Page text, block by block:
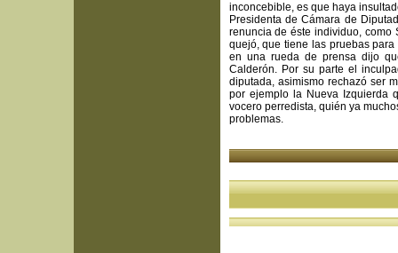
inconcebible, es que haya
Presidenta de Cámara de
renuncia de éste individuo,
quejó, que tiene las pruebas
en una rueda de prensa dijo
Calderón. Por su parte el
diputada, asimismo rechazó ser
por ejemplo la Nueva Izquierda
vocero perredista, quién ya
problemas.